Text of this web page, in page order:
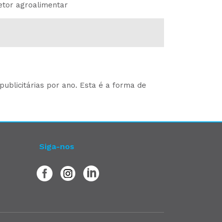
agroalimentar
por ano. Esta é a forma de
Siga-nos